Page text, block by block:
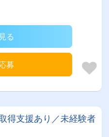
る
募
得支援あり／未経験者